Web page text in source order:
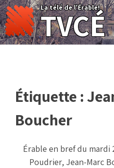
Skip
to
content
La télé de l'Érable!
TVCÉ
Étiquette :
Boucher
Érable en bref du mardi
Poudrier, Jean-Marc